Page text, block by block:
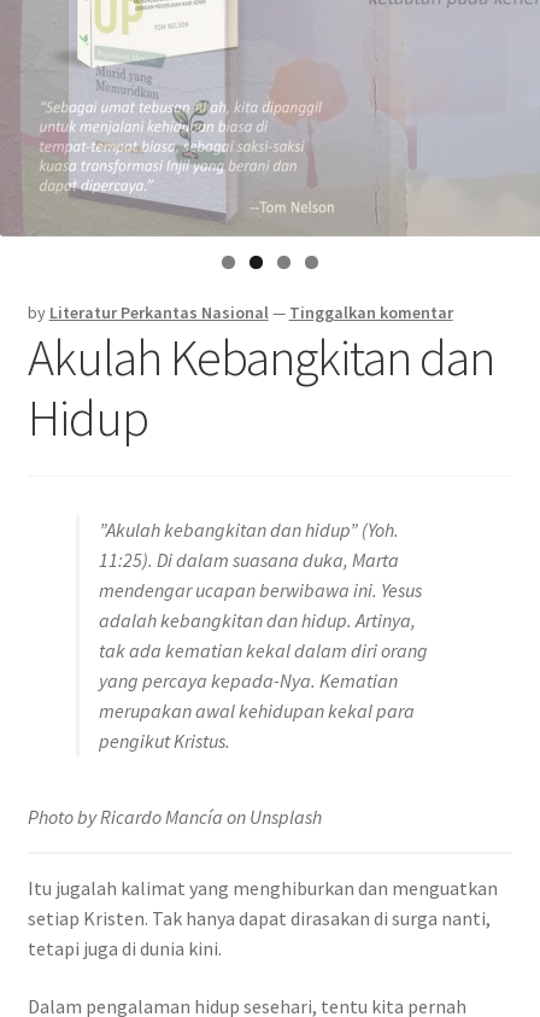
by Literatur Perkantas Nasional— Tinggalkan komentar
Akulah Kebangkitan dan
Hidup
”Akulah kebangkitan dan hidup” (Yoh.
11:25). Di dalam suasana duka, Marta
mendengar ucapan berwibawa ini. Yesus
adalah kebangkitan dan hidup. Artinya,
tak ada kematian kekal dalam diri orang
yang percaya kepada-Nya. Kematian
merupakan awal kehidupan kekal para
pengikut Kristus.
Photo by Ricardo Mancía on Unsplash
Itu jugalah kalimat yang menghiburkan dan menguatkan
setiap Kristen. Tak hanya dapat dirasakan di surga nanti,
tetapi juga di dunia kini.
Dalam pengalaman hidup sesehari, tentu kita pernah